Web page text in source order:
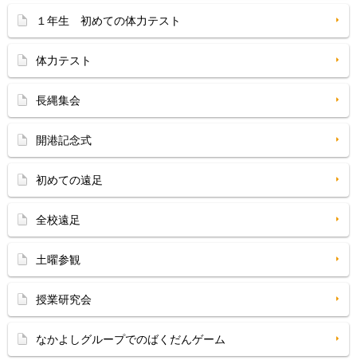
１年生 初めての体力テスト
体力テスト
長縄集会
開港記念式
初めての遠足
全校遠足
土曜参観
授業研究会
なかよしグループでのばくだんゲーム